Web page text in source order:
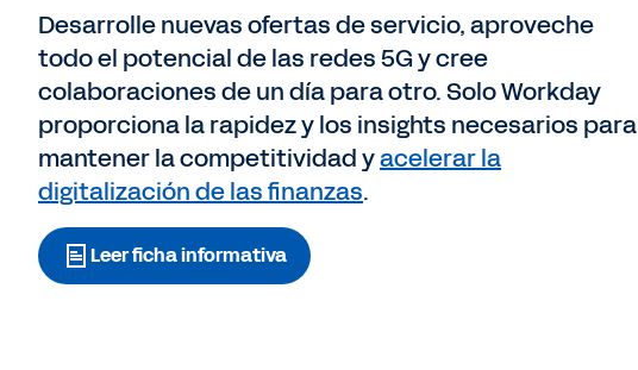
Desarrolle nuevas ofertas de servicio, aproveche
todo el potencial de las redes 5G y cree
colaboraciones de un día para otro. Solo Workday
proporciona la rapidez y los insights necesarios para
mantener la competitividad yacelerar la
digitalización de las finanzas.
Leer ficha informativa